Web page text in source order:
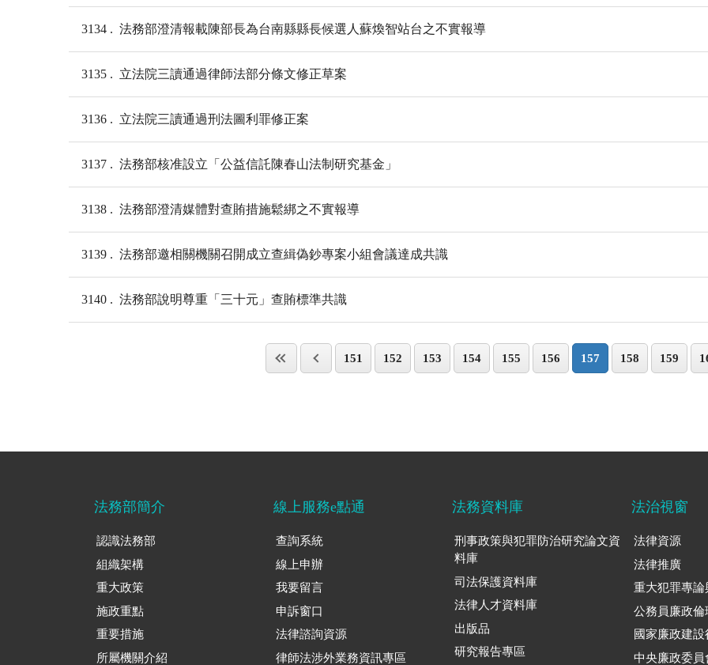
3134 法務部澄清報載陳部長為台南縣縣長候選人蘇煥智站台之不實報導
3135 立法院三讀通過律師法部分條文修正草案
3136 立法院三讀通過刑法圖利罪修正案
3137 法務部核准設立「公益信託陳春山法制研究基金」
3138 法務部澄清媒體對查賄措施鬆綁之不實報導
3139 法務部邀相關機關召開成立查緝偽鈔專案小組會議達成共識
3140 法務部說明尊重「三十元」查賄標準共識
151 152 153 154 155 156 157 158 159
法務部簡介
認識法務部
組織架構
重大政策
施政重點
重要措施
所屬機關介紹
線上服務e點通
查詢系統
線上申辦
我要留言
申訴窗口
法律諮詢資源
律師法涉外業務資訊專區
法務資料庫
刑事政策與犯罪防治研究論文資
料庫
司法保護資料庫
法律人才資料庫
出版品
研究報告專區
法治視窗
法律資源
法律推廣
重大犯罪專論
公務員廉政倫
國家廉政建設
中央廉政委員